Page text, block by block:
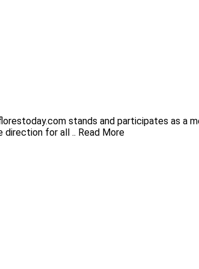
stands and participates as a
for all .. Read More